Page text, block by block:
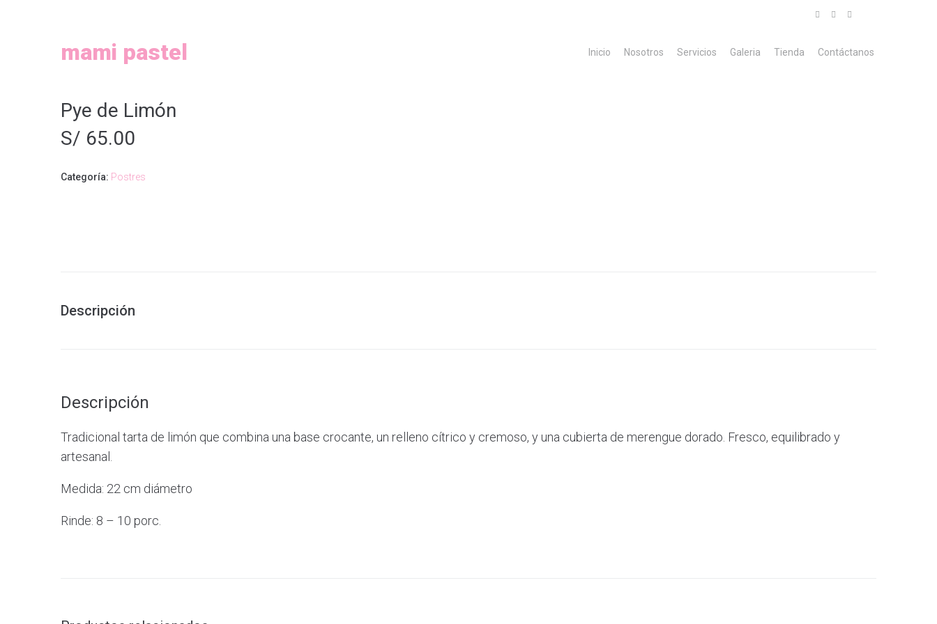
mami pastel Inicio Nosotros Servicios Galeria Tienda Contáctanos
Pye de Limón
S/ 65.00
Categoría: Postres
Descripción
Descripción
Tradicional tarta de limón que combina una base crocante, un relleno cítrico y cremoso, y una cubierta de merengue dorado. Fresco, equilibrado y
artesanal.
Medida: 22 cm diámetro
Rinde: 8 – 10 porc.